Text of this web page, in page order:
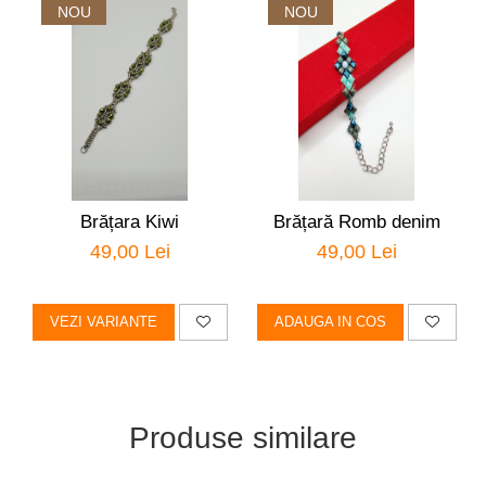
NOU
Brățara Kiwi
49,00 Lei
VEZI VARIANTE
NOU
Brățară Romb denim
49,00 Lei
ADAUGA IN COS
Produse similare